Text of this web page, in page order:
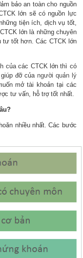
bảo an toàn cho nguồn
lớn sẽ có nguồn lực
tiện ích, dịch vụ tốt,
lớn là những chuyên
tư tốt hơn. Các CTCK lớn
của các CTCK lớn thì có
đỡ của người quản lý
mở tài khoản tại các
tư vấn, hỗ trợ tốt nhất.
nhiều nhất. Các bước